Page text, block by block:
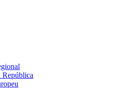
República